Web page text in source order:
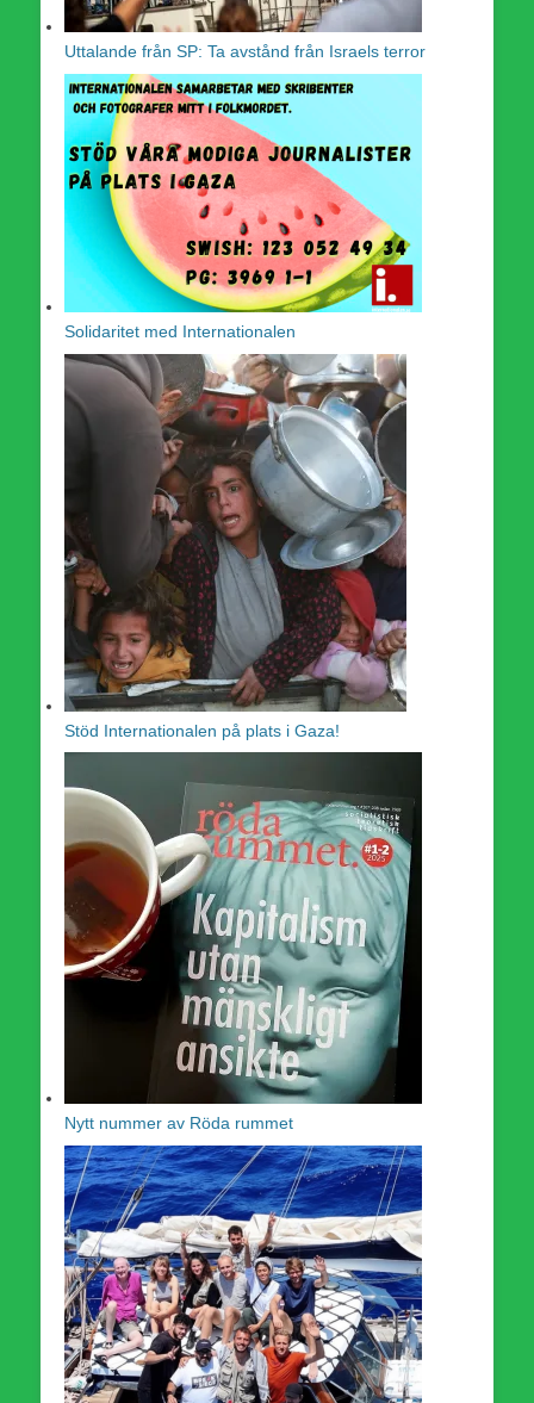
Uttalande från SP: Ta avstånd från Israels terror
Solidaritet med Internationalen
Stöd Internationalen på plats i Gaza!
Nytt nummer av Röda rummet